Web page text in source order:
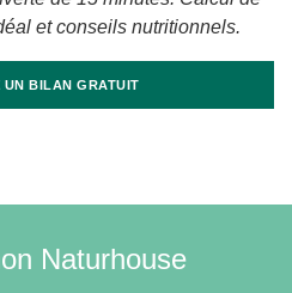
et conseils nutritionnels.
UN BILAN GRATUIT
Naturhouse